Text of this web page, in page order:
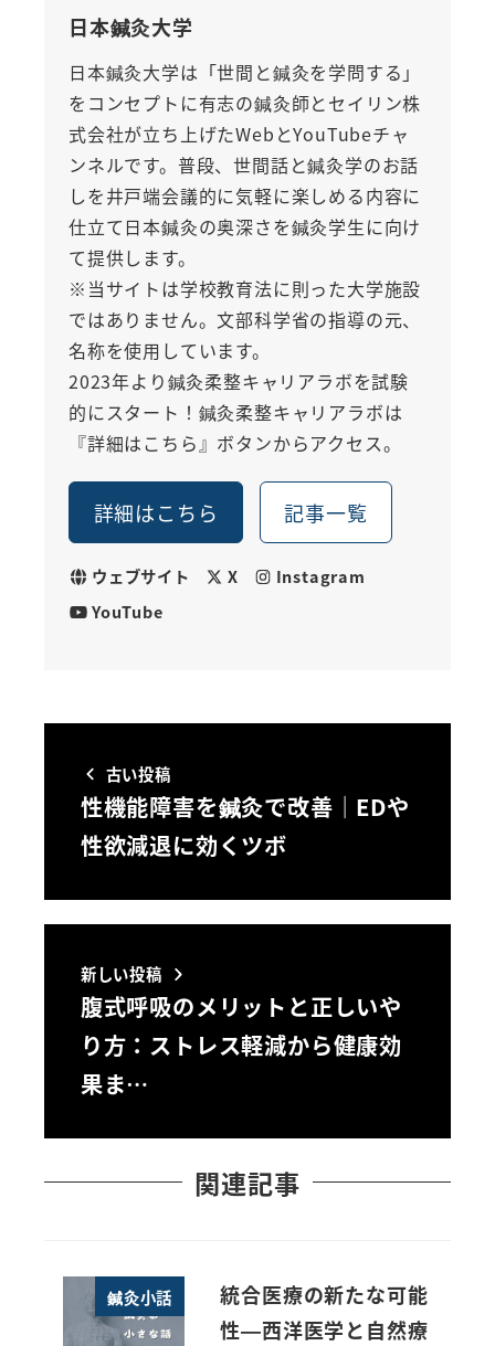
日本鍼灸大学
日本鍼灸大学は「世間と鍼灸を学問する」
をコンセプトに有志の鍼灸師とセイリン株
式会社が立ち上げたWebとYouTubeチャ
ンネルです。普段、世間話と鍼灸学のお話
しを井戸端会議的に気軽に楽しめる内容に
仕立て日本鍼灸の奥深さを鍼灸学生に向け
て提供します。
※当サイトは学校教育法に則った大学施設
ではありません。文部科学省の指導の元、
名称を使用しています。
2023年より鍼灸柔整キャリアラボを試験
的にスタート！鍼灸柔整キャリアラボは
『詳細はこちら』ボタンからアクセス。
詳細はこちら 記事一覧
ウェブサイト X
Instagram
YouTube
古い投稿
性機能障害を鍼灸で改善｜EDや
性欲減退に効くツボ
新しい投稿
腹式呼吸のメリットと正しいや
り方：ストレス軽減から健康効
果ま…
関連記事
鍼灸小話
統合医療の新たな可能
性—西洋医学と自然療